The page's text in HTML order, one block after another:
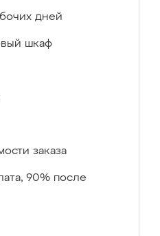
дней
шкаф
заказа
90% после